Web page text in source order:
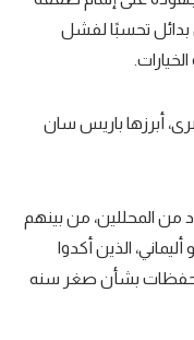
بدائل تحسبًا لفشل
أبرزها باريس سان
من المحللين، من بينهم
الذين أكدوا
بشأن صغر سنه